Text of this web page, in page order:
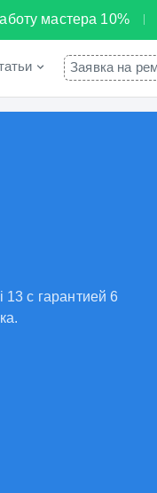
мастера 10%
Заявка на
с гарантией 6